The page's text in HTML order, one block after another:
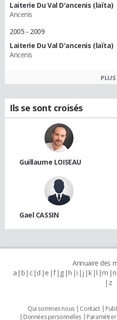
Laiterie Du Val D'ancenis (laïta)
Ancenis
2005 - 2009
Laiterie Du Val D'ancenis (laïta)
Ancenis
PLUS
Ils se sont croisés
Guillaume LOISEAU
Gael CASSIN
Annuaire des
a b c d e f g h i j k l m n
z
Qui sommes nous Contact
Données personnelles